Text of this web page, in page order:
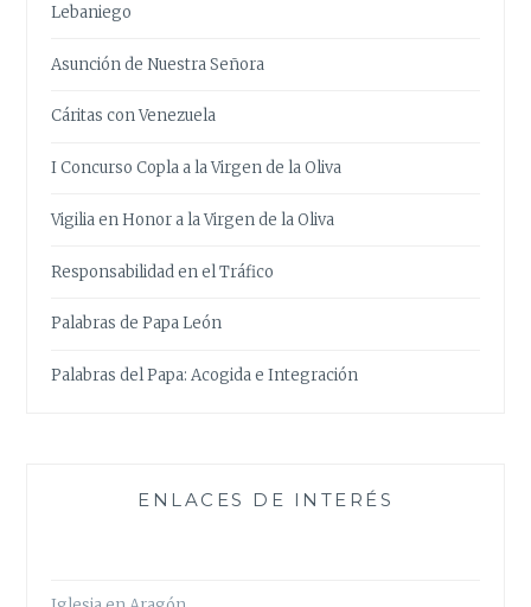
Lebaniego
Asunción de Nuestra Señora
Cáritas con Venezuela
I Concurso Copla a la Virgen de la Oliva
Vigilia en Honor a la Virgen de la Oliva
Responsabilidad en el Tráfico
Palabras de Papa León
Palabras del Papa: Acogida e Integración
ENLACES DE INTERÉS